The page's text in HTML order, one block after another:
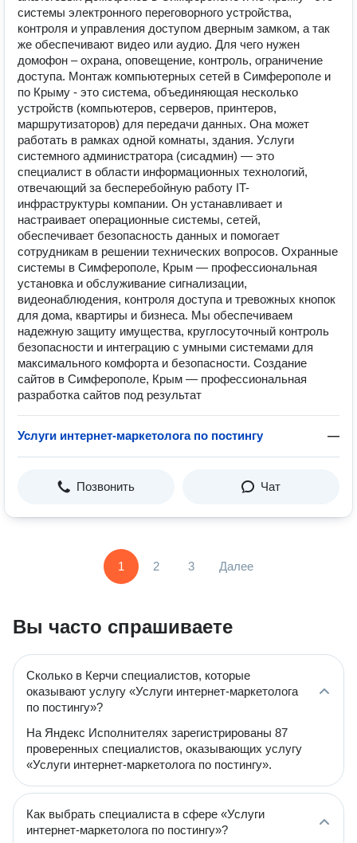
системы электронного переговорного устройства,
контроля и управления доступом дверным замком, а так
же обеспечивают видео или аудио. Для чего нужен
домофон – охрана, оповещение, контроль, ограничение
доступа. Монтаж компьютерных сетей в Симферополе и
по Крыму - это система, объединяющая несколько
устройств (компьютеров, серверов, принтеров,
маршрутизаторов) для передачи данных. Она может
работать в рамках одной комнаты, здания. Услуги
системного администратора (сисадмин) — это
специалист в области информационных технологий,
отвечающий за бесперебойную работу IT-
инфраструктуры компании. Он устанавливает и
настраивает операционные системы, сетей,
обеспечивает безопасность данных и помогает
сотрудникам в решении технических вопросов. Охранные
системы в Симферополе, Крым — профессиональная
установка и обслуживание сигнализации,
видеонаблюдения, контроля доступа и тревожных кнопок
для дома, квартиры и бизнеса. Мы обеспечиваем
надежную защиту имущества, круглосуточный контроль
безопасности и интеграцию с умными системами для
максимального комфорта и безопасности. Создание
сайтов в Симферополе, Крым — профессиональная
разработка сайтов под результат
Услуги интернет-маркетолога по постингу —
Позвонить Чат
1 2 3 Далее
Вы часто спрашиваете
Сколько в Керчи специалистов, которые
оказывают услугу «Услуги интернет-маркетолога
по постингу»?
На Яндекс Исполнителях зарегистрированы 87
проверенных специалистов, оказывающих услугу
«Услуги интернет-маркетолога по постингу».
Как выбрать специалиста в сфере «Услуги
интернет-маркетолога по постингу»?